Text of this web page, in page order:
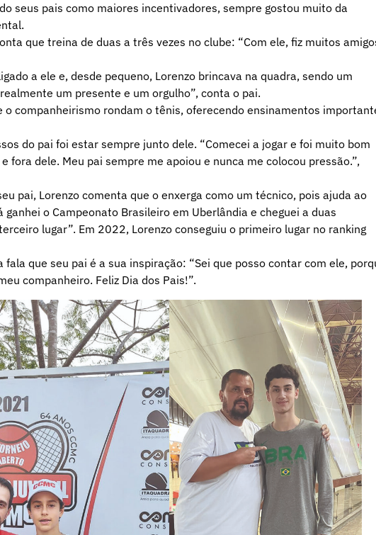
seus pais como maiores incentivadores, sempre gostou muito da
que treina de duas a três vezes no clube: “Com ele, fiz muitos
a ele e, desde pequeno, Lorenzo brincava na quadra, sendo um
um presente e um orgulho”, conta o pai.
companheirismo rondam o tênis, oferecendo ensinamentos
do pai foi estar sempre junto dele. “Comecei a jogar e foi muito bom
fora dele. Meu pai sempre me apoiou e nunca me colocou pressão.”,
pai, Lorenzo comenta que o enxerga como um técnico, pois ajuda ao
o Campeonato Brasileiro em Uberlândia e cheguei a duas
lugar”. Em 2022, Lorenzo conseguiu o primeiro lugar no ranking
que seu pai é a sua inspiração: “Sei que posso contar com ele,
companheiro. Feliz Dia dos Pais!”.